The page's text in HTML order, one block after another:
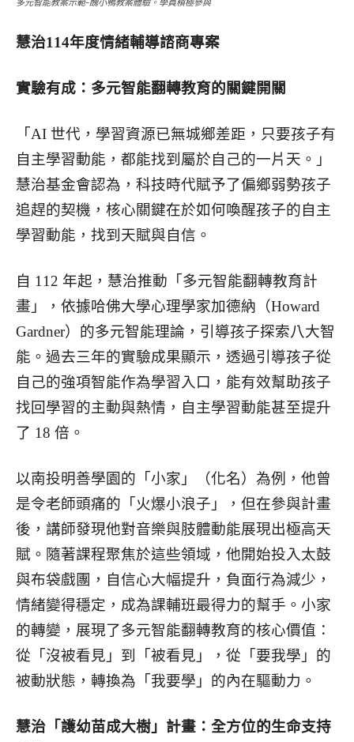
慧治114年度情緒輔導諮商專案
實驗有成：多元智能翻轉教育的關鍵開關
「AI 世代，學習資源已無城鄉差距，只要孩子有
自主學習動能，都能找到屬於自己的一片天。」
慧治基金會認為，科技時代賦予了偏鄉弱勢孩子
追趕的契機，核心關鍵在於如何喚醒孩子的自主
學習動能，找到天賦與自信。
自 112 年起，慧治推動「多元智能翻轉教育計
畫」，依據哈佛大學心理學家加德納（Howard
Gardner）的多元智能理論，引導孩子探索八大智
能。過去三年的實驗成果顯示，透過引導孩子從
自己的強項智能作為學習入口，能有效幫助孩子
找回學習的主動與熱情，自主學習動能甚至提升
了 18 倍。
以南投明善學園的「小家」（化名）為例，他曾
是令老師頭痛的「火爆小浪子」，但在參與計畫
後，講師發現他對音樂與肢體動能展現出極高天
賦。隨著課程聚焦於這些領域，他開始投入太鼓
與布袋戲團，自信心大幅提升，負面行為減少，
情緒變得穩定，成為課輔班最得力的幫手。小家
的轉變，展現了多元智能翻轉教育的核心價值：
從「沒被看見」到「被看見」，從「要我學」的
被動狀態，轉換為「我要學」的內在驅動力。
慧治「護幼苗成大樹」計畫：全方位的生命支持